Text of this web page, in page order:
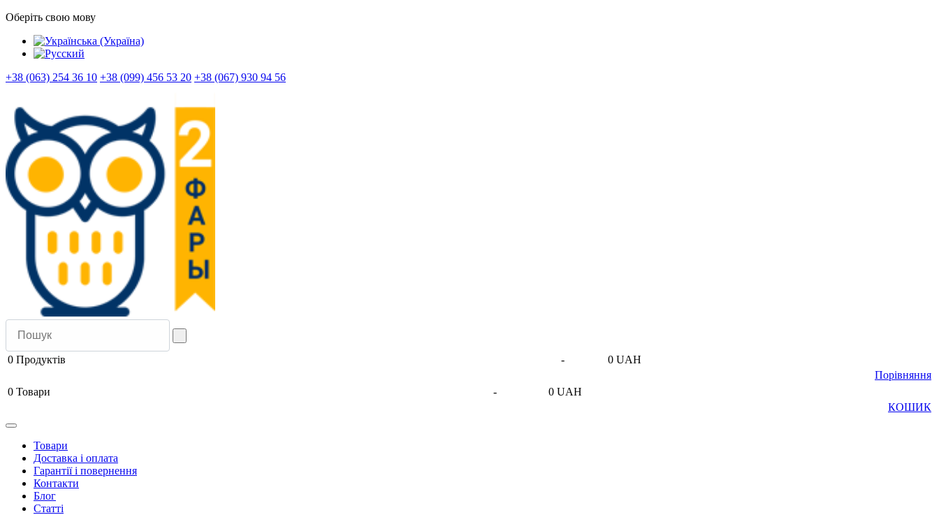
Оберіть свою мову
+38 (063) 254 36 10 +38 (099) 456 53 20 +38 (067) 930 94 56
0 Продуктів -
0 UAH
Порівняння
0 Товари -
0 UAH
КОШИК
Товари
Доставка і оплата
Гарантії і повернення
Контакти
Блог
Статті